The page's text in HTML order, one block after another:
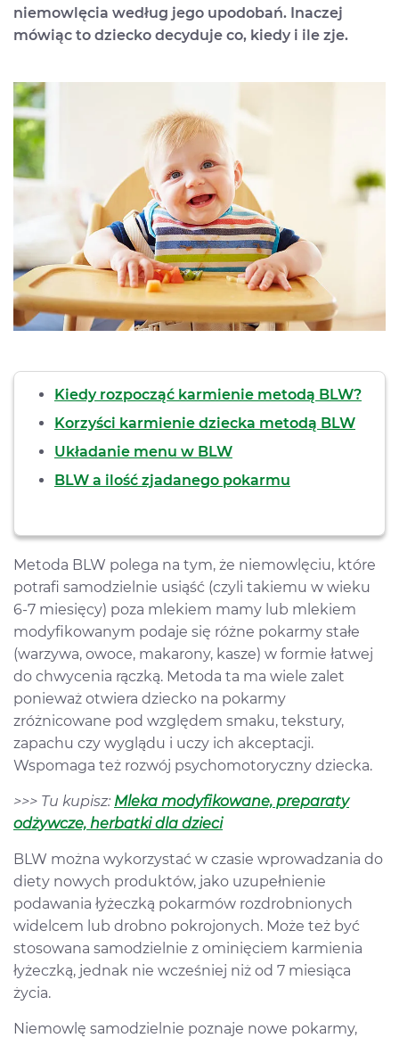
niemowlęcia według jego upodobań. Inaczej
mówiąc to dziecko decyduje co, kiedy i ile zje.
Kiedy rozpocząć karmienie metodą BLW?
Korzyści karmienie dziecka metodą BLW
Układanie menu w BLW
BLW a ilość zjadanego pokarmu
Metoda BLW polega na tym, że niemowlęciu, które
potrafi samodzielnie usiąść (czyli takiemu w wieku
6-7 miesięcy) poza mlekiem mamy lub mlekiem
modyfikowanym podaje się różne pokarmy stałe
(warzywa, owoce, makarony, kasze) w formie łatwej
do chwycenia rączką. Metoda ta ma wiele zalet
ponieważ otwiera dziecko na pokarmy
zróżnicowane pod względem smaku, tekstury,
zapachu czy wyglądu i uczy ich akceptacji.
Wspomaga też rozwój psychomotoryczny dziecka.
>>> Tu kupisz: Mleka modyfikowane, preparaty
odżywcze, herbatki dla dzieci
BLW można wykorzystać w czasie wprowadzania do
diety nowych produktów, jako uzupełnienie
podawania łyżeczką pokarmów rozdrobnionych
widelcem lub drobno pokrojonych. Może też być
stosowana samodzielnie z ominięciem karmienia
łyżeczką, jednak nie wcześniej niż od 7 miesiąca
życia.
Niemowlę samodzielnie poznaje nowe pokarmy,